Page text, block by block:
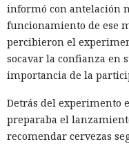
informó con antelación
funcionamiento de ese
percibieron el
socavar la confianza en
importancia de la
Detrás del experimento
preparaba el
recomendar cervezas